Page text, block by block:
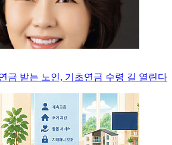
금 받는 노인, 기초연금 수령 길 열린다